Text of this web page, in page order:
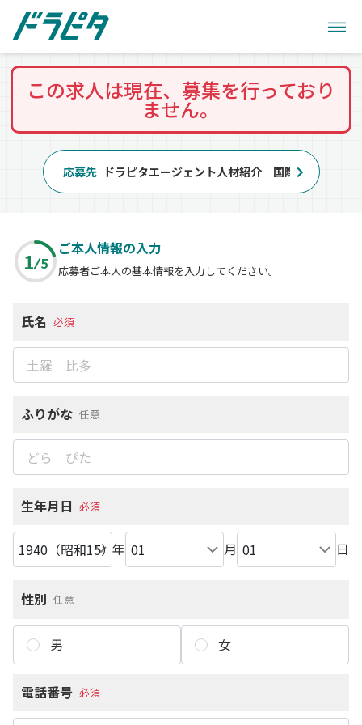
この求人は現在、募集を行っており
ません。
応募先 ドラピタエージェント人材紹介 国際自動車株
1 5
ご本人情報の入力
応募者ご本人の基本情報を入力してください。
氏名 必須
ふりがな 任意
生年月日 必須
年 月 日
性別 任意
男 女
電話番号 必須